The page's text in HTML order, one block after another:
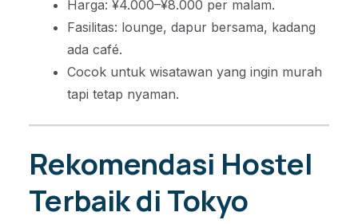
Harga: ¥4.000–¥8.000 per malam.
Fasilitas: lounge, dapur bersama, kadang
ada café.
Cocok untuk wisatawan yang ingin murah
tapi tetap nyaman.
Rekomendasi Hostel
Terbaik di Tokyo